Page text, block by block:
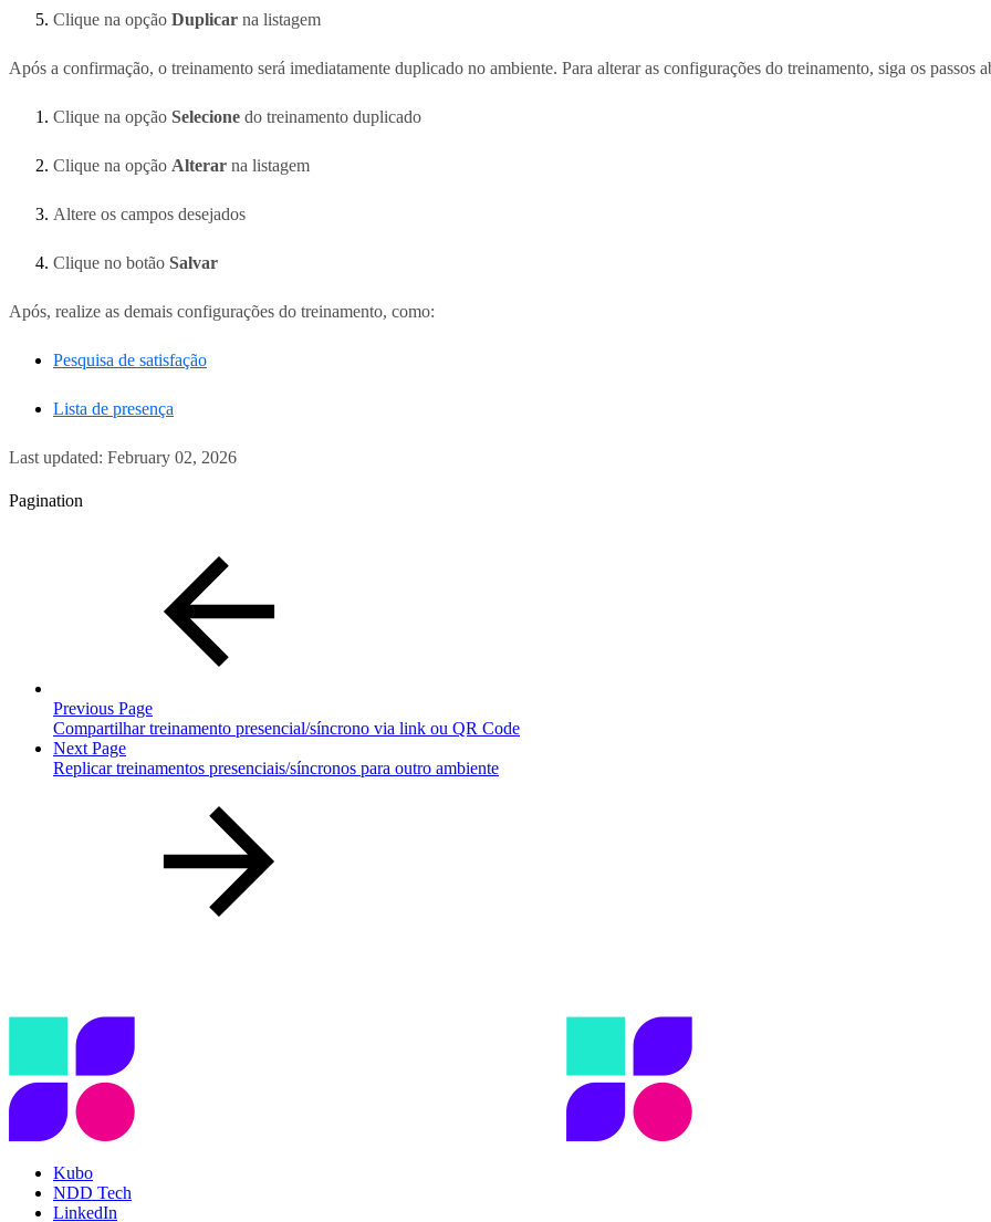
Clique na opção Duplicar na listagem
Após a confirmação, o treinamento será imediatamente duplicado no ambiente. Para alterar as configurações do treinamento, siga os passos
Clique na opção Selecione do treinamento duplicado
Clique na opção Alterar na listagem
Altere os campos desejados
Clique no botão Salvar
Após, realize as demais configurações do treinamento, como:
Pesquisa de satisfação
Lista de presença
Last updated: February 02, 2026
Pagination
Previous Page
Compartilhar treinamento presencial/síncrono via link ou QR Code
Next Page
Replicar treinamentos presenciais/síncronos para outro ambiente
Kubo
NDD Tech
LinkedIn